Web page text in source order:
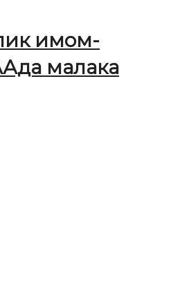
имом-
малака